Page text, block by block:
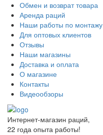
Обмен и возврат товара
Аренда раций
Наши работы по монтажу
Для оптовых клиентов
Отзывы
Наши магазины
Доставка и оплата
О магазине
Контакты
Видеообзоры
Интернет-магазин раций,
22 года опыта работы!